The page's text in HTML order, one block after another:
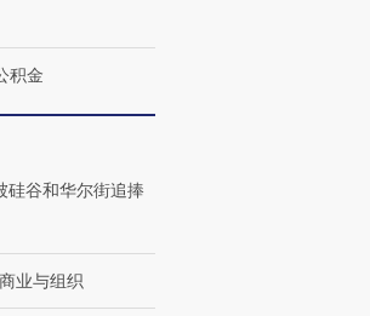
积金
谷和华尔街追捧
业与组织